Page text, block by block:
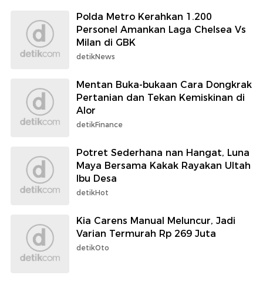
Polda Metro Kerahkan 1.200
Personel Amankan Laga Chelsea Vs
Milan di GBK
detikNews
Mentan Buka-bukaan Cara Dongkrak
Pertanian dan Tekan Kemiskinan di
Alor
detikFinance
Potret Sederhana nan Hangat, Luna
Maya Bersama Kakak Rayakan Ultah
Ibu Desa
detikHot
Kia Carens Manual Meluncur, Jadi
Varian Termurah Rp 269 Juta
detikOto